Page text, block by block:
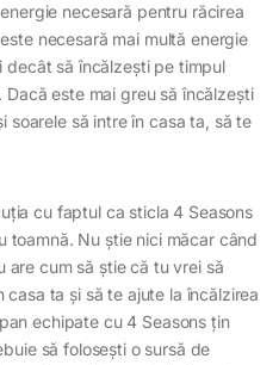
necesară pentru răcirea
necesară mai multă energie
decât să încălzești pe timpul
Dacă este mai greu să încălzești
soarele să intre în casa ta, să te
cu faptul ca sticla 4 Seasons
toamnă. Nu știe nici măcar când
are cum să știe că tu vrei să
ta și să te ajute la încălzirea
echipate cu 4 Seasons țin
să folosești o sursă de